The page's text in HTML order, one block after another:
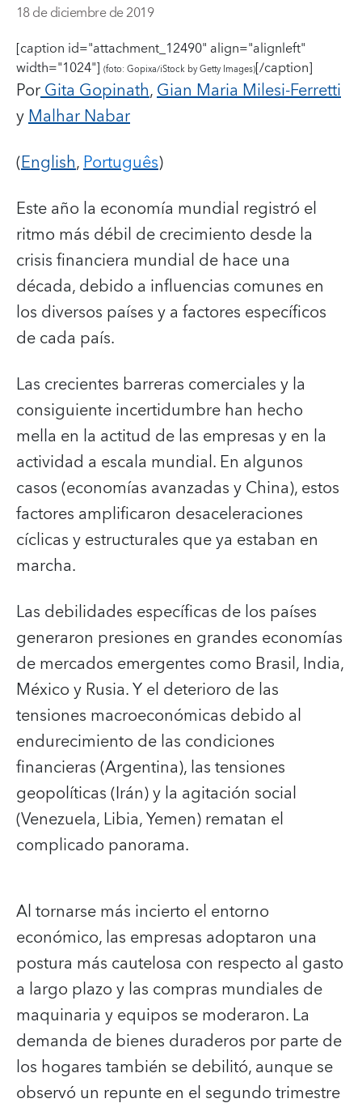
18 de diciembre de 2019
[caption id="attachment_12490" align="alignleft"
width="1024"] (foto: Gopixa/iStock by Getty Images)[/caption]
PorGita Gopinath,Gian Maria Milesi-Ferretti
yMalhar Nabar
(English,Português)
Este año la economía mundial registró el
ritmo más débil de crecimiento desde la
crisis financiera mundial de hace una
década, debido a influencias comunes en
los diversos países y a factores específicos
de cada país.
Las crecientes barreras comerciales y la
consiguiente incertidumbre han hecho
mella en la actitud de las empresas y en la
actividad a escala mundial. En algunos
casos (economías avanzadas y China), estos
factores amplificaron desaceleraciones
cíclicas y estructurales que ya estaban en
marcha.
Las debilidades específicas de los países
generaron presiones en grandes economías
de mercados emergentes como Brasil, India,
México y Rusia. Y el deterioro de las
tensiones macroeconómicas debido al
endurecimiento de las condiciones
financieras (Argentina), las tensiones
geopolíticas (Irán) y la agitación social
(Venezuela, Libia, Yemen) rematan el
complicado panorama.
Al tornarse más incierto el entorno
económico, las empresas adoptaron una
postura más cautelosa con respecto al gasto
a largo plazo y las compras mundiales de
maquinaria y equipos se moderaron. La
demanda de bienes duraderos por parte de
los hogares también se debilitó, aunque se
observó un repunte en el segundo trimestre